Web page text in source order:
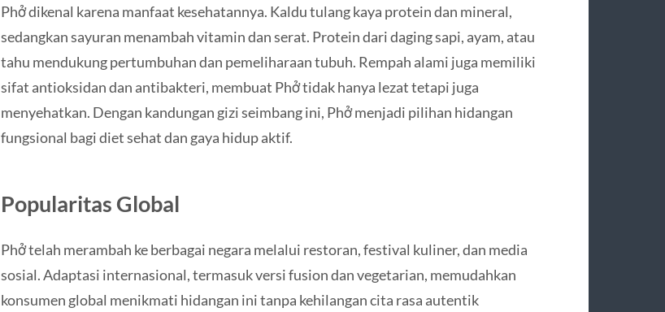
Phở dikenal karena manfaat kesehatannya. Kaldu tulang kaya protein dan mineral,
sedangkan sayuran menambah vitamin dan serat. Protein dari daging sapi, ayam, atau
tahu mendukung pertumbuhan dan pemeliharaan tubuh. Rempah alami juga memiliki
sifat antioksidan dan antibakteri, membuat Phở tidak hanya lezat tetapi juga
menyehatkan. Dengan kandungan gizi seimbang ini, Phở menjadi pilihan hidangan
fungsional bagi diet sehat dan gaya hidup aktif.
Popularitas Global
Phở telah merambah ke berbagai negara melalui restoran, festival kuliner, dan media
sosial. Adaptasi internasional, termasuk versi fusion dan vegetarian, memudahkan
konsumen global menikmati hidangan ini tanpa kehilangan cita rasa autentik